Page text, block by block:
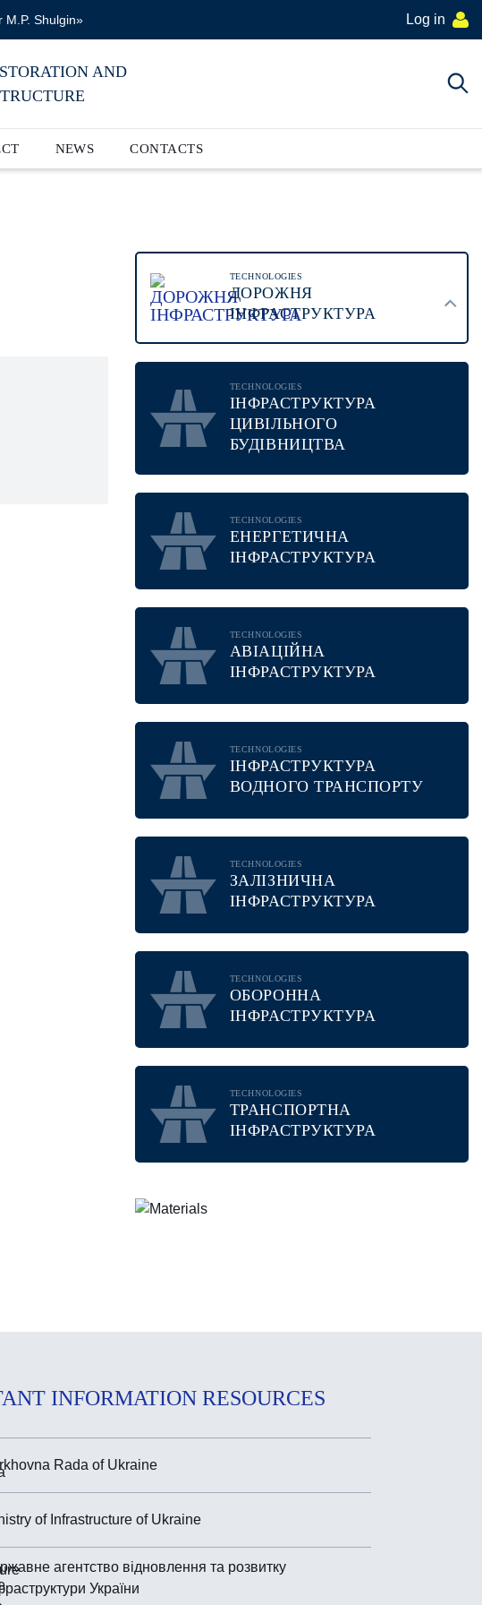
Shulgin» Log in
AND
NEWS CONTACTS
TECHNOLOGIES
ДОРОЖНЯ
ІНФРАСТРУКТУРА
TECHNOLOGIES
ІНФРАСТРУКТУРА
ЦИВІЛЬНОГО
БУДІВНИЦТВА
TECHNOLOGIES
ЕНЕРГЕТИЧНА
ІНФРАСТРУКТУРА
TECHNOLOGIES
АВІАЦІЙНА
ІНФРАСТРУКТУРА
TECHNOLOGIES
ІНФРАСТРУКТУРА
ВОДНОГО ТРАНСПОРТУ
TECHNOLOGIES
ЗАЛІЗНИЧНА
ІНФРАСТРУКТУРА
TECHNOLOGIES
ОБОРОННА
ІНФРАСТРУКТУРА
TECHNOLOGIES
ТРАНСПОРТНА
ІНФРАСТРУКТУРА
INFORMATION RESOURCES
Rada of Ukraine
of Infrastructure of Ukraine
агентство відновлення та розвитку
України